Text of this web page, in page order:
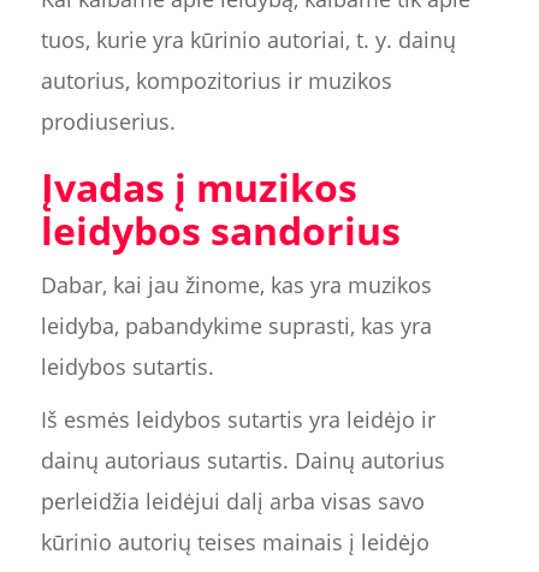
tuos, kurie yra kūrinio autoriai, t. y. dainų
autorius, kompozitorius ir muzikos
prodiuserius.
Įvadas į muzikos
leidybos sandorius
Dabar, kai jau žinome, kas yra muzikos
leidyba, pabandykime suprasti, kas yra
leidybos sutartis.
Iš esmės leidybos sutartis yra leidėjo ir
dainų autoriaus sutartis. Dainų autorius
perleidžia leidėjui dalį arba visas savo
kūrinio autorių teises mainais į leidėjo